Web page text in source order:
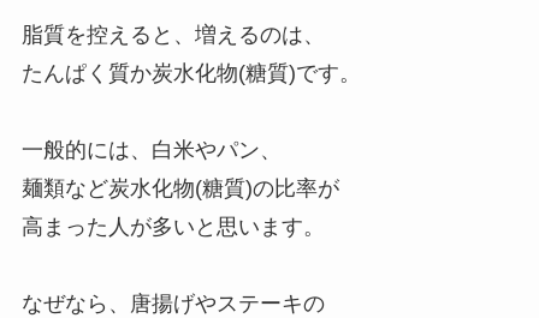
脂質を控えると、増えるのは、
たんぱく質か炭水化物(糖質)です。
一般的には、白米やパン、
麺類など炭水化物(糖質)の比率が
高まった人が多いと思います。
なぜなら、唐揚げやステーキの